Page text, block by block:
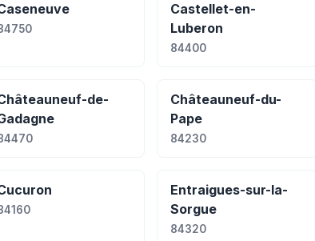
Castellet-en-
Luberon
84400
de-
Châteauneuf-du-
Pape
84230
Entraigues-sur-la-
Sorgue
84320